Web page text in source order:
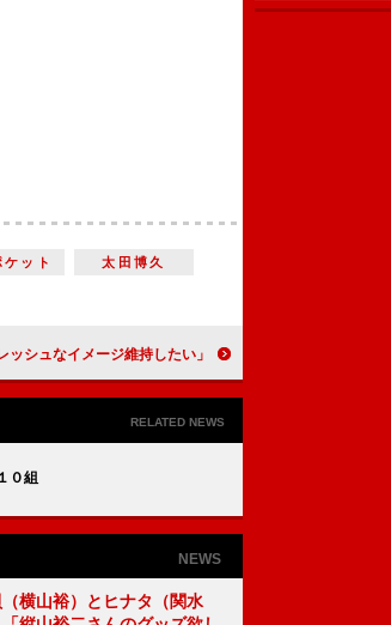
ット
太田博久
取り デビュー１１年「フレッシュなイメージ維持したい」
RELATED NEWS
０組
NEWS
横山裕）とヒナタ（関水